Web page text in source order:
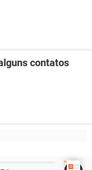
contatos